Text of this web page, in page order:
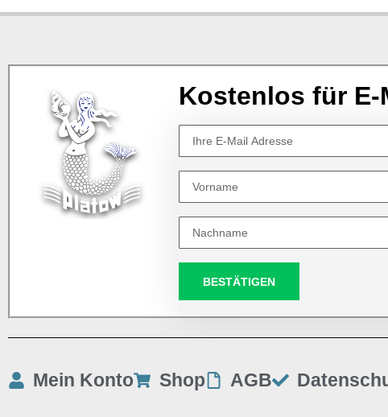
Kostenlos für E-
BESTÄTIGEN
Mein Konto Shop AGB